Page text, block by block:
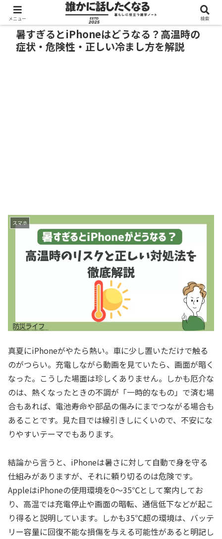
暑すぎるとiPhoneはどうなる？高温時の
症状・危険性・正しい冷まし方を解説
スマホ
真夏にiPhoneがやたら熱い。車に少し置いただけで触る
のがつらい。充電しながら動画を見ていたら、画面が暗く
なった。こうした場面は珍しくありません。しかも厄介な
のは、熱くなったときの不調が「一時的なもの」で済む場
合もあれば、電池寿命や部品の傷みにまでつながる場合も
あることです。見た目では線引きしにくいので、不安にな
りやすいテーマでもあります。
結論から言うと、iPhoneは暑さに対して自動で身を守る
仕組みがありますが、それに頼り切るのは危険です。
AppleはiPhoneの使用環境を0〜35℃として案内してお
り、高温では充電停止や画面の暗転、通信低下などが起こ
り得ると説明しています。しかも35℃超の環境は、バッテ
リー容量に回復不能な損傷を与える可能性があると明記し
メニュー 検索